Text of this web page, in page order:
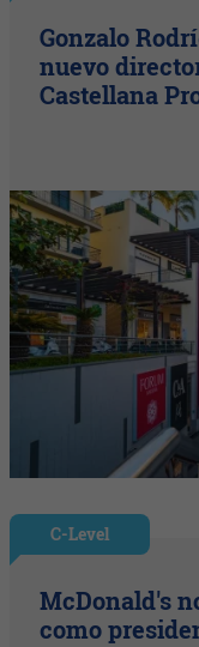
Gonzalo
nuevo
Castellana
C-Level
McDonald's
como